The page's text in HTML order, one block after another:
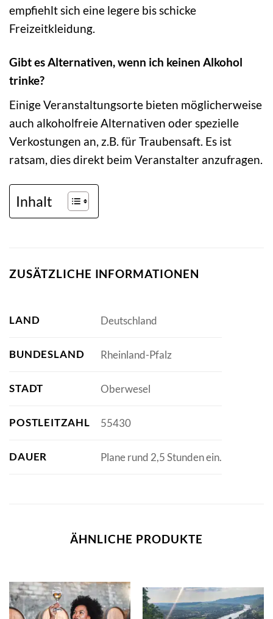
empfiehlt sich eine legere bis schicke
Freizeitkleidung.
Gibt es Alternativen, wenn ich keinen Alkohol
trinke?
Einige Veranstaltungsorte bieten möglicherweise
auch alkoholfreie Alternativen oder spezielle
Verkostungen an, z.B. für Traubensaft. Es ist
ratsam, dies direkt beim Veranstalter anzufragen.
Inhalt
ZUSÄTZLICHE INFORMATIONEN
LAND Deutschland
BUNDESLAND Rheinland-Pfalz
STADT Oberwesel
POSTLEITZAHL 55430
DAUER Plane rund 2,5 Stunden ein.
ÄHNLICHE PRODUKTE